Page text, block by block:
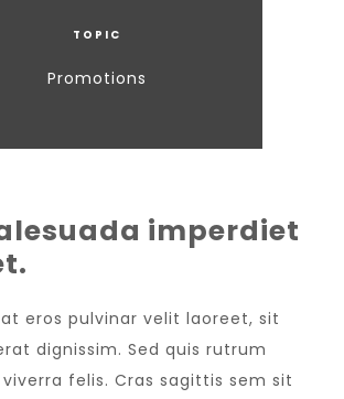
TOPIC
Promotions
imperdiet
eros pulvinar velit laoreet, sit
dignissim. Sed quis rutrum
felis. Cras sagittis sem sit